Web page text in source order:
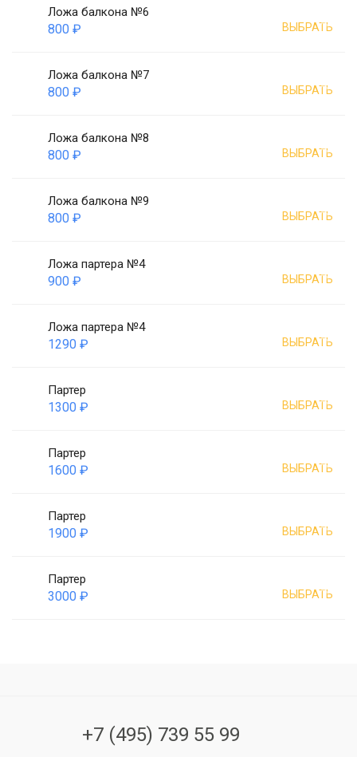
Ложа балкона №6
800 ₽ ВЫБРАТЬ
Ложа балкона №7
800 ₽ ВЫБРАТЬ
Ложа балкона №8
800 ₽ ВЫБРАТЬ
Ложа балкона №9
800 ₽ ВЫБРАТЬ
Ложа партера №4
900 ₽ ВЫБРАТЬ
Ложа партера №4
1290 ₽ ВЫБРАТЬ
Партер
1300 ₽ ВЫБРАТЬ
Партер
1600 ₽ ВЫБРАТЬ
Партер
1900 ₽ ВЫБРАТЬ
Партер
3000 ₽ ВЫБРАТЬ
+7 (495) 739 55 99